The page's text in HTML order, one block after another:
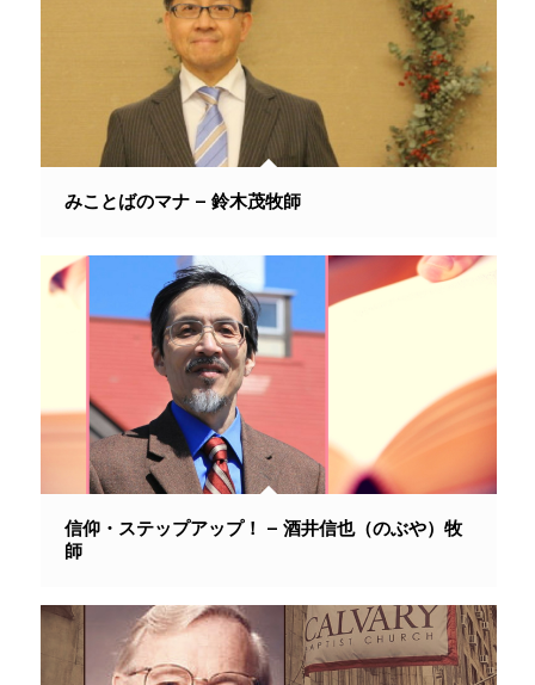
みことばのマナ – 鈴木茂牧師
信仰・ステップアップ！ – 酒井信也（のぶや）牧
師